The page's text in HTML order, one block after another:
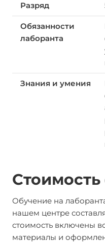
Обучение на
нашем центре
стоимость включены
материалы и